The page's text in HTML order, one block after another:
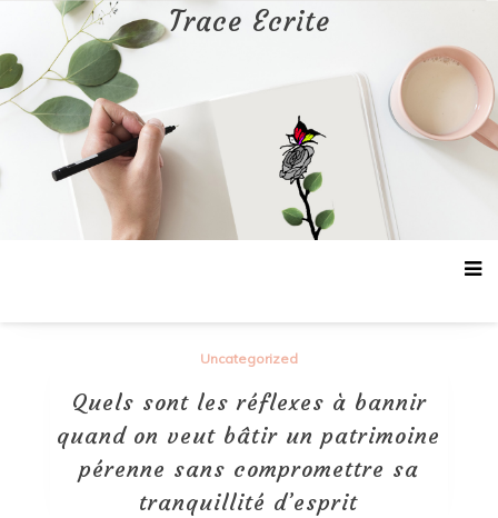
contenu
Trace Ecrite
Uncategorized
Quels sont les réflexes à bannir
quand on veut bâtir un patrimoine
pérenne sans compromettre sa
tranquillité d’esprit